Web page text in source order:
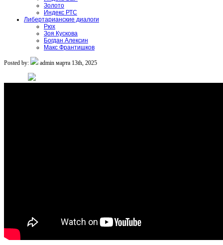
Золото
Индекс РТС
Либертарианские диалоги
Рюх
Зоя Кускова
Богдан Алексин
Макс Франтишков
Posted by: admin марта 13th, 2025